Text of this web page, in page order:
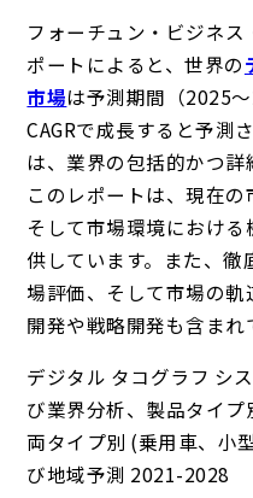
フォーチュン・ビジネ
ポートによると、世界の
市場は予測期間（2025
CAGRで成長すると予測
は、業界の包括的かつ詳
このレポートは、現在の
そして市場環境におけ
供しています。また、
場評価、そして市場の
開発や戦略開発も含まれ
デジタル タコグラフ シ
び業界分析、製品タイ
両タイプ別 (乗用車、小
び地域予測 2021-2028